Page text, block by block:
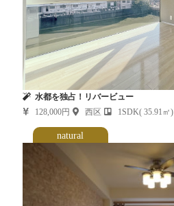
水都を独占！リバービュー
128,000円
西区 1SDK( 35.91㎡)
natural